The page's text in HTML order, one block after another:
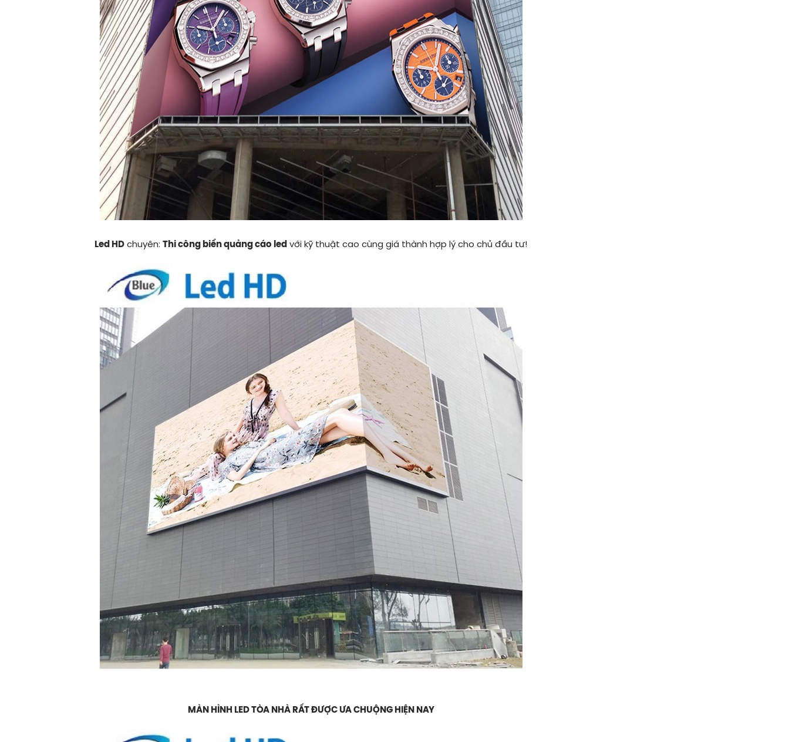
Led HD chuyên: Thi công biển quảng cáo led với kỹ thuật cao cùng giá thành hợp lý cho chủ đầu tư!
MÀN HÌNH LED TÒA NHÀ RẤT ĐƯỢC ƯA CHUỘNG HIỆN NAY